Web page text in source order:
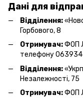
Дані для
Відділення:
Горбового, 8
Отримувач:ФОП
телефону
Відділення:
Незалежності, 75
Отримувач:ФОП